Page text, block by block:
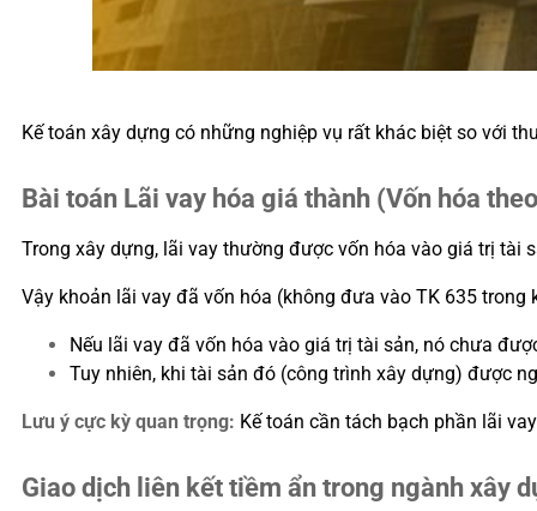
Kế toán xây dựng có những nghiệp vụ rất khác biệt so với
Bài toán Lãi vay hóa giá thành (Vốn hóa
Trong xây dựng, lãi vay thường được vốn hóa vào giá trị tài
Vậy khoản lãi vay đã vốn hóa (không đưa vào TK 635
Nếu lãi vay đã vốn hóa vào giá trị tài sản, nó chưa
Tuy nhiên, khi tài sản đó (công trình xây dựng) được
Lưu ý cực kỳ quan trọng: Kế toán cần tách bạch phần lãi
Giao dịch liên kết tiềm ẩn trong ngành xây